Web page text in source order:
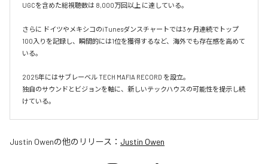
UGCを含めた総視聴数は 8,000万回以上 に達している。
さらに ドイツやメキシコのiTunesダンスチャートでは3ヶ月連続でトップ
100入りを記録し、瞬間的には1位を獲得するなど、海外でも存在感を高めて
いる。
2025年にはサブレーベル TECH MAFIA RECORD を設立。
独自のサウンドとビジョンを軸に、新しいテックハウスの可能性を提示し続
けている。
Justin Owenの他のリリース： Justin Owen